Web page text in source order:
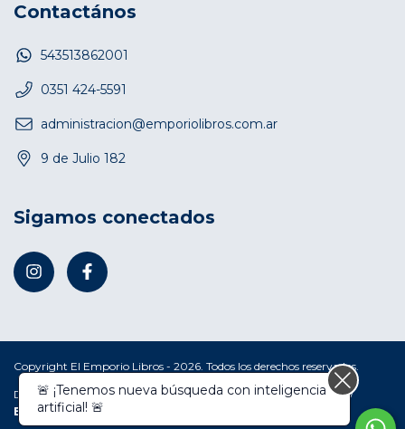
Contactános
543513862001
0351 424-5591
administracion@emporiolibros.com.ar
9 de Julio 182
Sigamos conectados
Copyright El Emporio Libros - 2026. Todos los derechos reservados.
Defensa de las y los consumidores. Para reclamos ingresá acá. /
Botón de arrepentimiento
🚨 ¡Tenemos nueva búsqueda con inteligencia
artificial! 🚨